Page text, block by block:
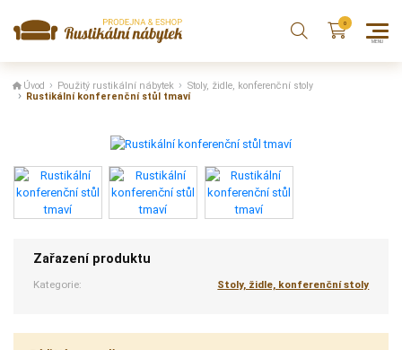
Úvod Použitý rustikální nábytek
Stoly, židle, konferenční stoly
Rustikální konferenční stůl tmaví
Zařazení produktu
Kategorie: Stoly, židle, konferenční stoly